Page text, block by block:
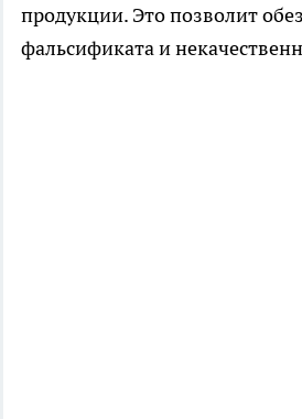
продукции. Это позволит
фальсификата и